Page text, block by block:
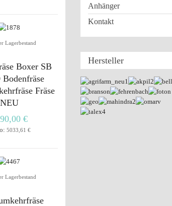
Lagerbestand
Boxer SB
Fräse
NEU
€
5033,61 €
Lagerbestand
Anhänger
Kontakt
Hersteller